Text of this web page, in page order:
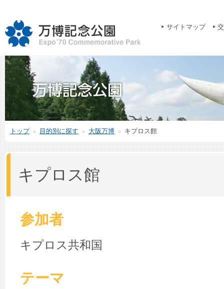
サイトマップ
トップ ＞ 目的別に探す ＞ 大阪万博 ＞ キプロス館
キプロス館
参加者
キプロス共和国
テーマ